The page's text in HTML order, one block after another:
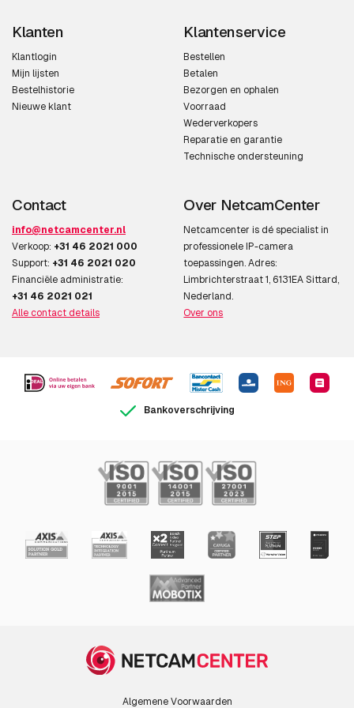
Ja
Automatische versterking
control
Ja
Volledige HD Ja
Helderheid, Contrast,
Scherpte
Tekstoverlay Ja
Netwerk
Ethernet LAN
Ondersteunde
netwerkprotocollen
IPv4/v6, HTTP , HTTPS a ,
SSL/TLS a , QoS Layer 3
v1/v2c/v3(MIB - II), DNS,
DynDNS, NTP , RTSP , RTP ,
SFTP , T CP , UDP , IGMP , RT CP
SSH
Ja
Wachtwoordbeveiliging
Klanten
Klantlogin
Mijn lijsten
Bestelhistorie
Nieuwe klant
Klantenservice
Bestellen
Betalen
Bezorgen en ophalen
Voorraad
Wederverkopers
Reparatie en garantie
Technische ondersteuning
Contact
info@netcamcenter.nl
Verkoop: +31 46 2021 000
Support: +31 46 2021 020
Financiële administratie:
+31 46 2021 021
Alle contact details
Over NetcamCenter
Netcamcenter is dé specialist in
professionele IP-camera
toepassingen. Adres:
Limbrichterstraat 1, 6131EA Sittard,
Nederland.
Over ons
Bankoverschrijving
Algemene Voorwaarden